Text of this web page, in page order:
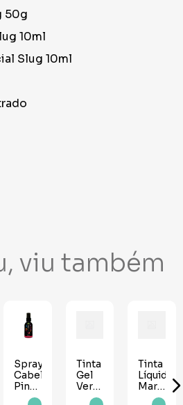
50g
10ml
Slug 10ml
viu também
Spray
Cabelo
Pink
Neon
Tinta
Gel
Verde
Neon
Tinta
Líquida
Marrom
35ml